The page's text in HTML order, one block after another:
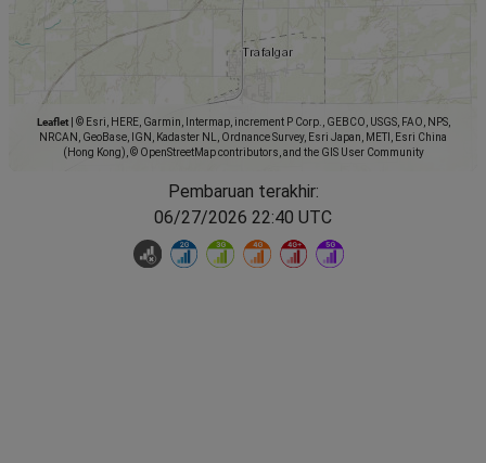
Leaflet
© Esri, HERE, Garmin, Intermap, increment P Corp., GEBCO, USGS, FAO, NPS,
NRCAN, GeoBase, IGN, Kadaster NL, Ordnance Survey, Esri Japan, METI, Esri China
(Hong Kong), © OpenStreetMap contributors, and the GIS User Community
Pembaruan terakhir:
06/27/2026 22:40 UTC